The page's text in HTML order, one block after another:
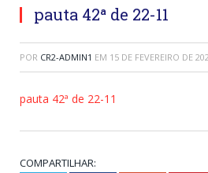
pauta 42ª de 22-11
POR CR2-ADMIN1 EM 15 DE FEVEREIRO DE
pauta 42ª de 22-11
COMPARTILHAR: